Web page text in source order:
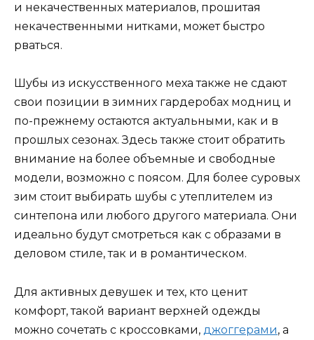
и некачественных материалов, прошитая
некачественными нитками, может быстро
рваться.
Шубы из искусственного меха также не сдают
свои позиции в зимних гардеробах модниц и
по-прежнему остаются актуальными, как и в
прошлых сезонах. Здесь также стоит обратить
внимание на более объемные и свободные
модели, возможно с поясом. Для более суровых
зим стоит выбирать шубы с утеплителем из
синтепона или любого другого материала. Они
идеально будут смотреться как с образами в
деловом стиле, так и в романтическом.
Для активных девушек и тех, кто ценит
комфорт, такой вариант верхней одежды
можно сочетать с кроссовками, джоггерами, а